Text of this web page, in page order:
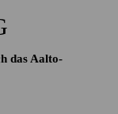
das Aalto-